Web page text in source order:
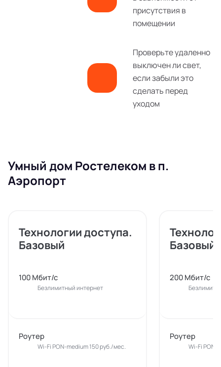
присутствия в
помещении
Проверьте удаленно
выключен ли свет,
если забыли это
сделать перед
уходом
Умный дом Ростелеком в п.
Аэропорт
Технологии доступа.
Базовый
100 Мбит/с
Безлимитный интернет
Роутер
Wi-Fi PON-medium 150 руб./мес.
Базовый
200 Мбит/с
Роутер
Wi-Fi PON-